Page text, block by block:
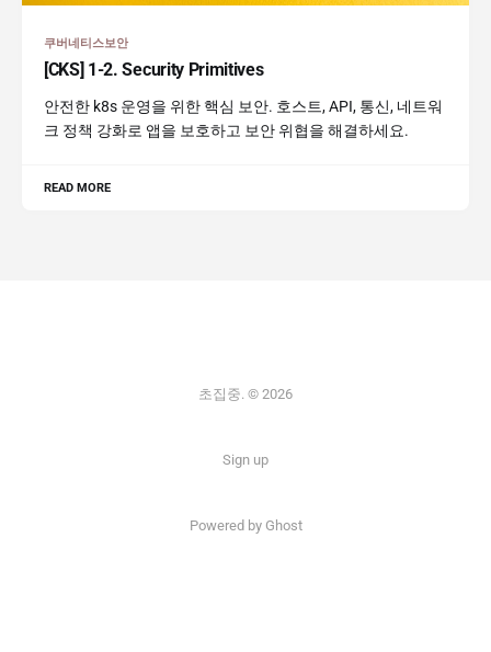
쿠버네티스보안
[CKS] 1-2. Security Primitives
안전한 k8s 운영을 위한 핵심 보안. 호스트, API, 통신, 네트워
크 정책 강화로 앱을 보호하고 보안 위협을 해결하세요.
READ MORE
초집중. © 2026
Sign up
Powered by Ghost